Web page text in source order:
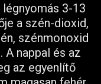
3-13
a szén-dioxid,
szénmonoxid
A nappal és az
az egyenlítő